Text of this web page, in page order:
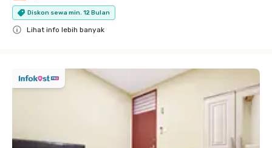
Diskon sewa min. 12 Bulan
Lihat info lebih banyak